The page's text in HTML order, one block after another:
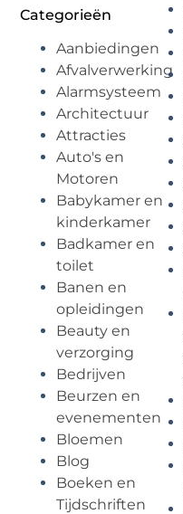
Categorieën
Aanbiedingen
Afvalverwerking
Alarmsysteem
Architectuur
Attracties
Auto's en
Motoren
Babykamer en
kinderkamer
Badkamer en
toilet
Banen en
opleidingen
Beauty en
verzorging
Bedrijven
Beurzen en
evenementen
Bloemen
Blog
Boeken en
Tijdschriften